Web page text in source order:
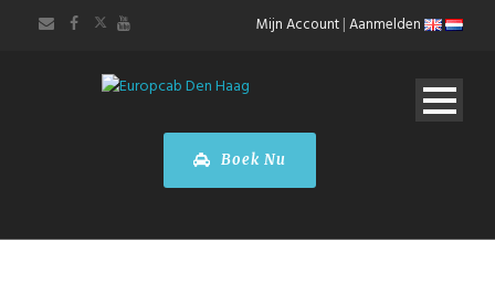
Mijn Account|Aanmelden
Boek Nu